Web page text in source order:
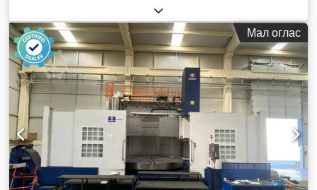
Мал оглас